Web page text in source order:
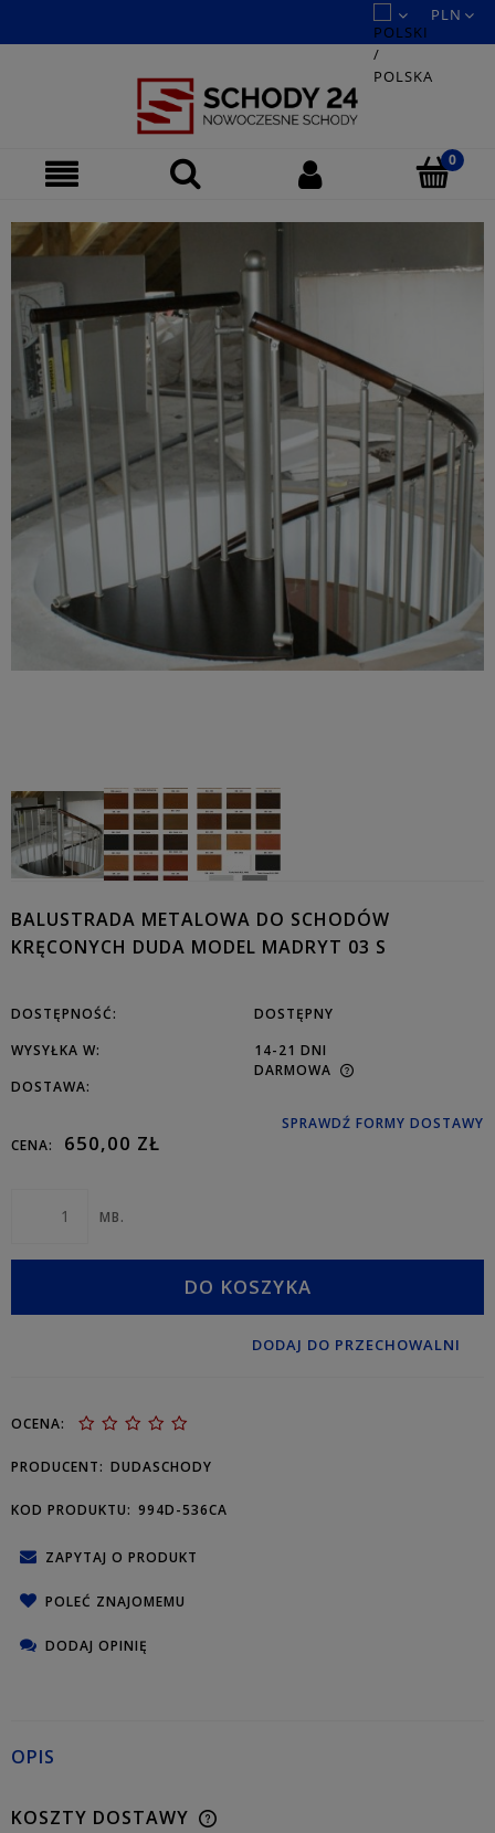
BALUSTRADA METALOWA DO SCHODÓW
KRĘCONYCH DUDA MODEL MADRYT 03 S
DOSTĘPNOŚĆ:
DOSTĘPNY
WYSYŁKA W:
14-21 DNI
DOSTAWA:
DARMOWA
SPRAWDŹ FORMY DOSTAWY
CENA:
650,00 ZŁ
MB.
DO KOSZYKA
DODAJ DO PRZECHOWALNI
OCENA:
PRODUCENT: DUDASCHODY
KOD PRODUKTU: 994D-536CA
ZAPYTAJ O PRODUKT
POLEĆ ZNAJOMEMU
DODAJ OPINIĘ
OPIS
KOSZTY DOSTAWY